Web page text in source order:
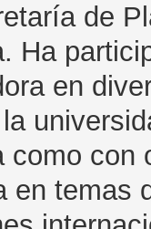
de
Ha
en
como con
en temas